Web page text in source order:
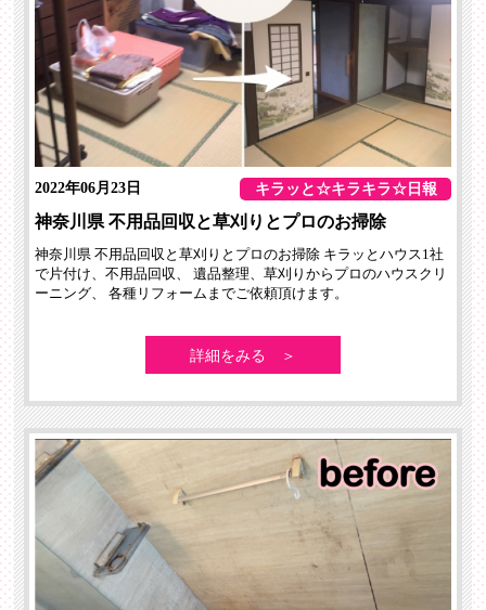
2022年06月23日 キラッと☆キラキラ☆日報
神奈川県 不用品回収と草刈りとプロのお掃除
神奈川県 不用品回収と草刈りとプロのお掃除 キラッとハウス1社
で片付け、不用品回収、 遺品整理、草刈りからプロのハウスクリ
ーニング、 各種リフォームまでご依頼頂けます。
詳細をみる ＞